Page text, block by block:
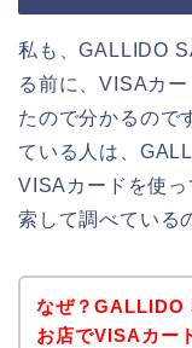
私も、GALLIDO
る前に、VISAカ
たので分かるので
ている人は、
VISAカードを使
索して調べている
なぜ？GALLIDO
お店でVISAカー